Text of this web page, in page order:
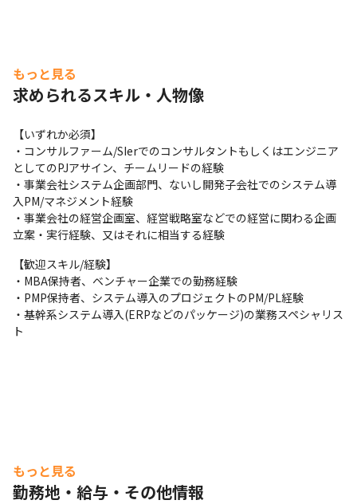
もっと見る
求められるスキル・人物像
【いずれか必須】
・コンサルファーム/SIerでのコンサルタントもしくはエンジニア
としてのPJアサイン、チームリードの経験
・事業会社システム企画部門、ないし開発子会社でのシステム導
入PM/マネジメント経験
・事業会社の経営企画室、経営戦略室などでの経営に関わる企画
立案・実行経験、又はそれに相当する経験
【歓迎スキル/経験】
・MBA保持者、ベンチャー企業での勤務経験
・PMP保持者、システム導入のプロジェクトのPM/PL経験
・基幹系システム導入(ERPなどのパッケージ)の業務スペシャリス
ト
もっと見る
勤務地・給与・その他情報